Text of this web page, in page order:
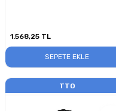
1.568,25 TL
SEPETE EKLE
TTO